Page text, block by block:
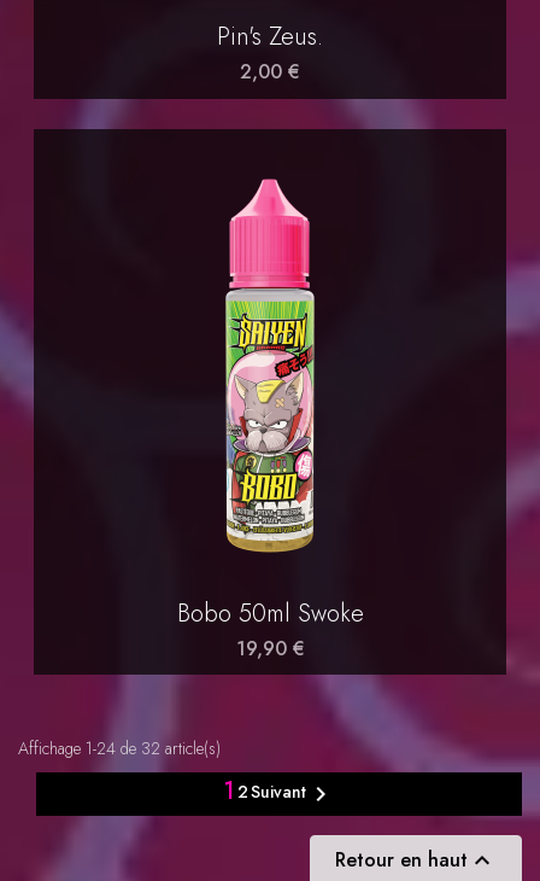
Pin's Zeus.
2,00 €
Bobo 50ml Swoke
19,90 €
Affichage 1-24 de 32 article(s)
1 2Suivant
Retour en haut 